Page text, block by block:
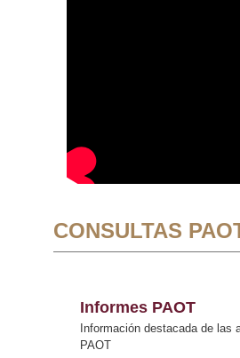
CONSULTAS
Informes PAOT
Información destacada de las
PAOT